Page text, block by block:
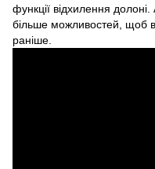
функції відхилення
більше можливостей, щоб
раніше.